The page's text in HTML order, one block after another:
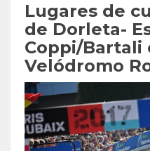
Lugares de
de Dorleta-
Coppi/Bartali
Velódromo